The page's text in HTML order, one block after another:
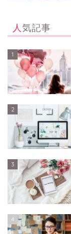
人気記事
1
2
3
4